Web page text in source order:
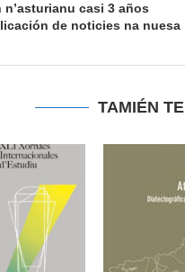
casi 3 años
de noticies na nuesa
TAMIÉN